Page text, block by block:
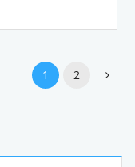
1 2